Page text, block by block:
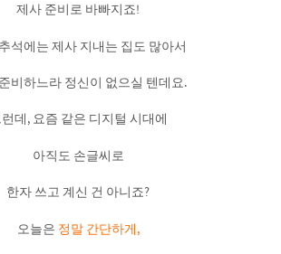
제사 준비로 바빠지죠!
석에는 제사 지내는 집도 많아서
비하느라 정신이 없으실 텐데요.
데, 요즘 같은 디지털 시대에
아직도 손글씨로
한자 쓰고 계신 건 아니죠?
오늘은 정말 간단하게,